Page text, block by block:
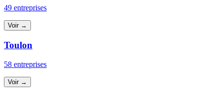
49 entreprises
Voir →
Toulon
58 entreprises
Voir →